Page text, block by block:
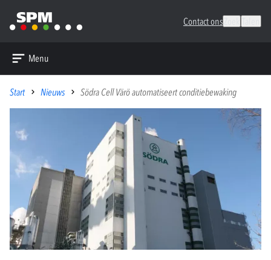
Contact ons
Menu
Start Nieuws Södra Cell Värö automatiseert conditiebewaking